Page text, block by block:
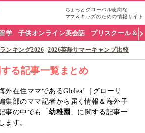
ちょっとグローバル志向な
ママ＆キッズのための情報サイト
学 子供オンライン英会話 プリスクール＆
ンキング2026 2026英語サマーキャンプ比較
する記事一覧まとめ
外在住ママであるGlolea!［グローリ
集部のママ記者から届く情報＆海外子
事の中でも「幼稚園 」に関する記事一
ます。